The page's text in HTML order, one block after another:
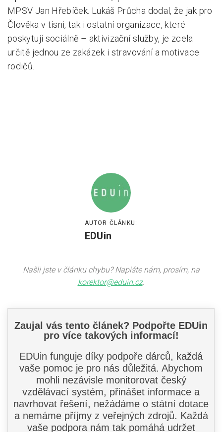
MPSV Jan Hřebíček. Lukáš Průcha dodal, že jak pro
Člověka v tísni, tak i ostatní organizace, které
poskytují sociálně – aktivizační služby, je zcela
určitě jednou ze zakázek i stravování a motivace
rodičů.
AUTOR ČLÁNKU:
EDUin
Našli jste v článku chybu? Napište nám, prosím, na
korektor@eduin.cz.